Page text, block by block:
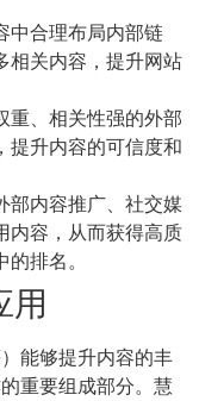
中合理布局内部链
相关内容，提升网站
重、相关性强的外部
提升内容的可信度和
部内容推广、社交媒
内容，从而获得高质
排名。
用
能够提升内容的丰
重要组成部分。慧